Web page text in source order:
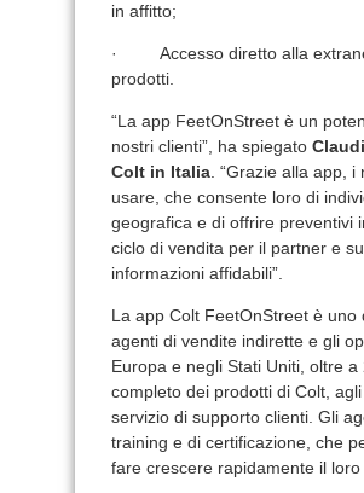
in affitto;
· Accesso diretto alla extranet
prodotti.
“La app FeetOnStreet è un
nostri clienti”, ha spiegato
Colt in Italia . “Grazie alla app,
usare, che consente loro di
geografica e di offrire preventivi
ciclo di vendita per il partner e
informazioni affidabili”.
La app Colt FeetOnStreet è
agenti di vendite indirette e gli
Europa e negli Stati Uniti, oltre
completo dei prodotti di Colt,
servizio di supporto clienti. Gli
training e di certificazione, che
fare crescere rapidamente il loro